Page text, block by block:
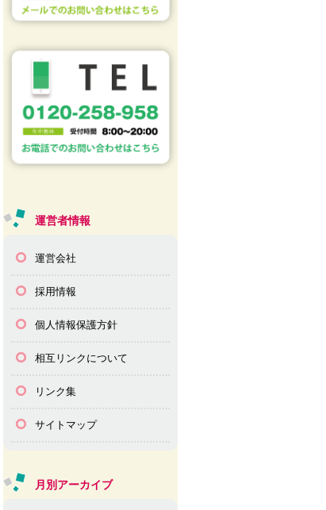
運営者情報
運営会社
採用情報
個人情報保護方針
相互リンクについて
リンク集
サイトマップ
月別アーカイブ